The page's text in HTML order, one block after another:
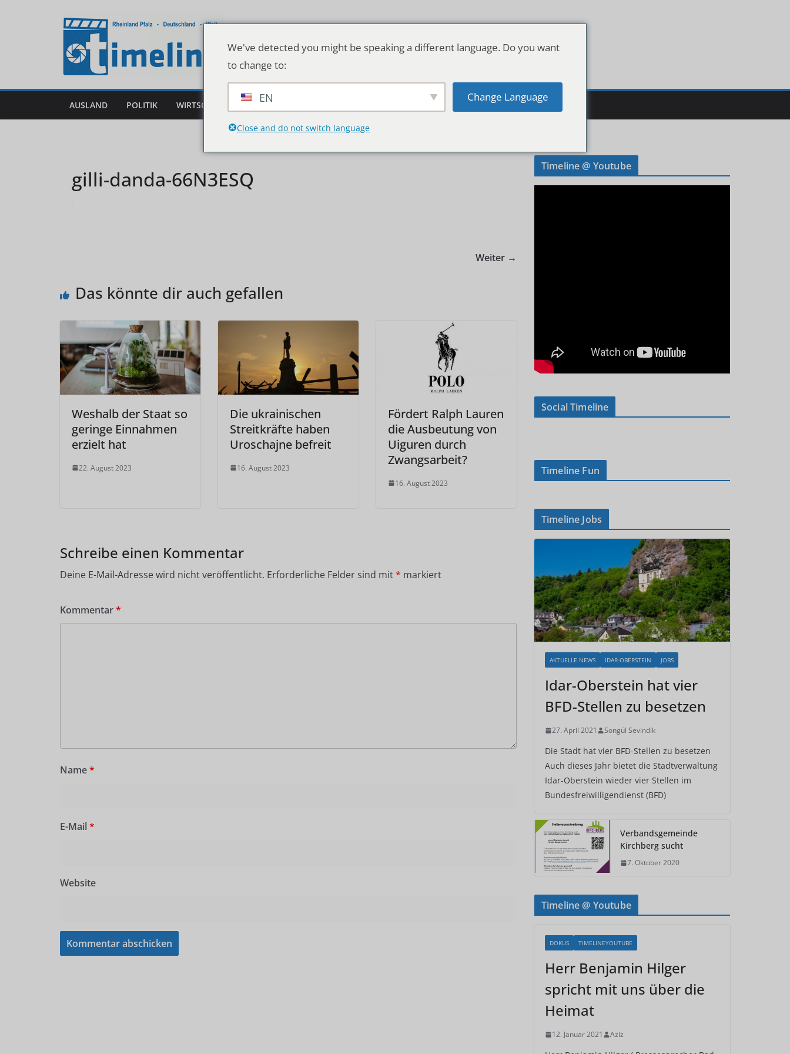
AUSLAND POLITIK WIRTSCHAFT DEUTSCHLAND & WELT
gilli-danda-66N3ESQ
Weiter →
Das könnte dir auch gefallen
Weshalb der Staat so
geringe Einnahmen
erzielt hat
22. August 2023
Die ukrainischen
Streitkräfte haben
Uroschajne befreit
16. August 2023
Fördert Ralph Lauren
die Ausbeutung von
Uiguren durch
Zwangsarbeit?
16. August 2023
Schreibe einen Kommentar
Deine E-Mail-Adresse wird nicht veröffentlicht. Erforderliche Felder sind mit* markiert
Kommentar*
Name*
E-Mail *
Website
Timeline @ Youtube
Social Timeline
Timeline Fun
Timeline Jobs
AKTUELLE NEWS IDAR-OBERSTEIN JOBS
Idar-Oberstein hat vier
BFD-Stellen zu besetzen
27. April 2021 Songül Sevindik
Die Stadt hat vier BFD-Stellen zu besetzen
Auch dieses Jahr bietet die Stadtverwaltung
Idar-Oberstein wieder vier Stellen im
Bundesfreiwilligendienst (BFD)
Verbandsgemeinde
Kirchberg sucht
7. Oktober 2020
Timeline @ Youtube
DOKUS TIMELINEYOUTUBE
Herr Benjamin Hilger
spricht mit uns über die
Heimat
12. Januar 2021 Aziz
We've detected you might be speaking a different language. Do you want
to change to:
EN Change Language
Close and do not switch language